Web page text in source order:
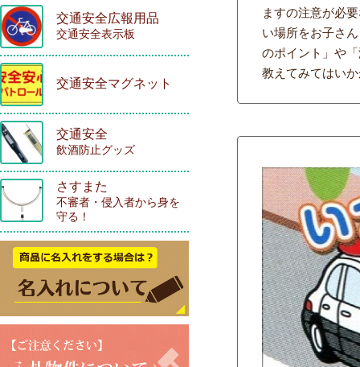
ますの注意が必
い場所をお子さ
のポイント」や
教えてみてはい
交通安全広報用品
交通安全表示板
交通安全マグネット
交通安全
飲酒防止グッズ
さすまた
不審者・侵入者から身を
守る！